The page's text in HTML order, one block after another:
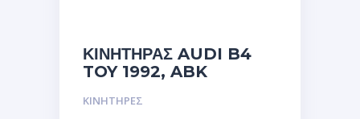
ΚΙΝΗΤΗΡΑΣ AUDI B4
TOY 1992, ABK
ΚΙΝΗΤΗΡΕΣ